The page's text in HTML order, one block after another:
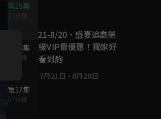
第15集
第16集
66分鐘
第17集
67分鐘
7/21-8/20，盛夏追劇祭
升級VIP最優惠！獨家好
戲看到飽
7月21日 - 8月20日